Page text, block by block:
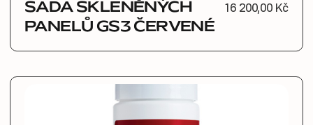
SADA SKLENĚNÝCH
PANELŮ GS3 ČERVENÉ
16 200,00 Kč